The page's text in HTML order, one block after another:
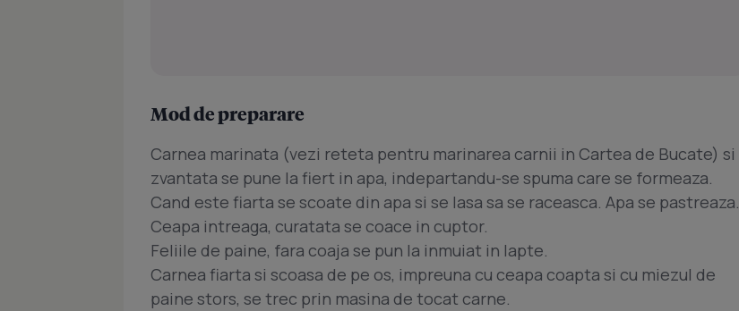
Mod de preparare
Carnea marinata (vezi reteta pentru marinarea carnii in Cartea de Bucate) si
zvantata se pune la fiert in apa, indepartandu-se spuma care se formeaza.
Cand este fiarta se scoate din apa si se lasa sa se raceasca. Apa se pastreaza.
Ceapa intreaga, curatata se coace in cuptor.
Feliile de paine, fara coaja se pun la inmuiat in lapte.
Carnea fiarta si scoasa de pe os, impreuna cu ceapa coapta si cu miezul de
paine stors, se trec prin masina de tocat carne.